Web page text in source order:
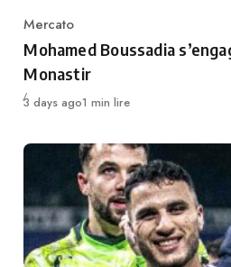
Category
Mercato
Mohamed Boussadia
Monastir
Publié
3 days ago1 min lire